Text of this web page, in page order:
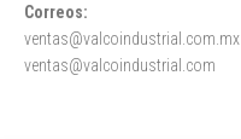
Correos:
ventas@valcoindustrial.com.mx
ventas@valcoindustrial.com